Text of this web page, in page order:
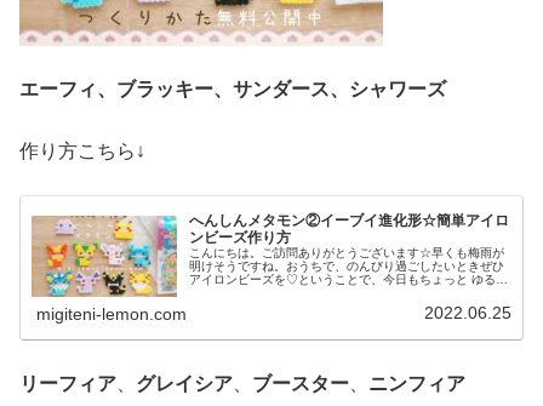
エーフィ、ブラッキー、サンダース、シャワーズ
作り方こちら↓
へんしんメタモン②イーブイ進化形☆簡単アイロ
ンビーズ作り方
こんにちは。ご訪問ありがとうございます☆早くも梅雨が
明けそうですね。おうちで、のんびり過ごしたいときぜひ
アイロンビーズを♡ということで、今日もちょっと ゆる〜
migiteni-lemon.com 2022.06.25
リーフィア グレイシア ブースター ニンフィア